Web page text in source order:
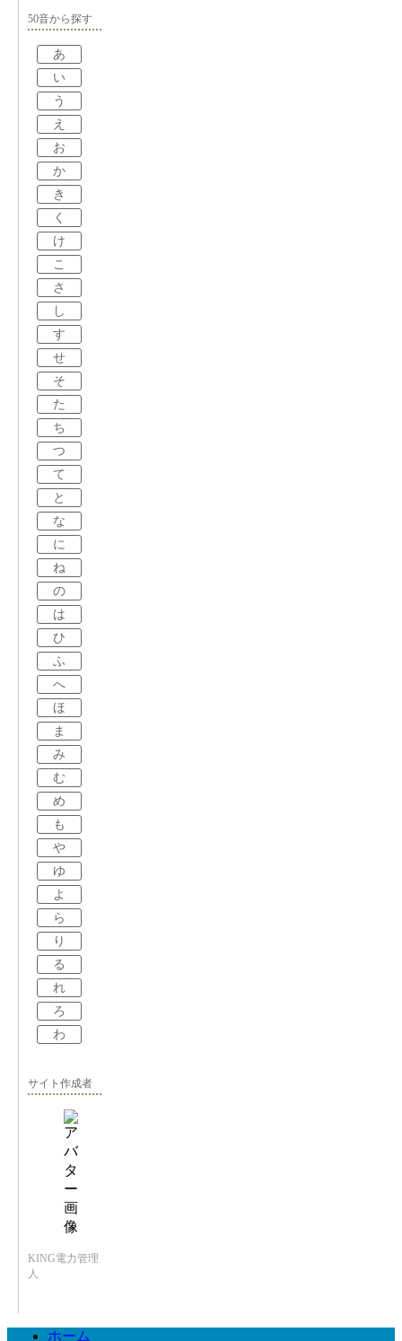
50音から探す
あ
い
う
え
お
か
き
く
け
こ
さ
し
す
せ
そ
た
ち
つ
て
と
な
に
ね
の
は
ひ
ふ
へ
ほ
ま
み
む
め
も
や
ゆ
よ
ら
り
る
れ
ろ
わ
サイト作成者
KING電力管理
人
ホーム